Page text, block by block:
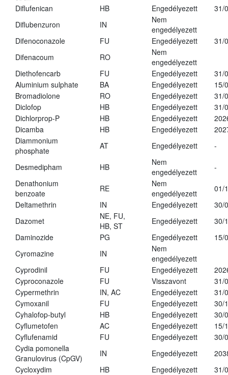
Diflufenican HB Engedélyezett
31/
Diflubenzuron
IN
Nem
engedélyezett
Difenoconazole
FU Engedélyezett
31/
Difenacoum
RO
Nem
engedélyezett
Diethofencarb
FU Engedélyezett
31/
Aluminium sulphate
BA Engedélyezett
15/
Bromadiolone
RO Engedélyezett
31/
Diclofop
HB Engedélyezett
31/
Dichlorprop-P
HB Engedélyezett
Dicamba
HB Engedélyezett
Diammonium
phosphate
AT Engedélyezett -
Desmedipham HB
Nem
engedélyezett
-
Denathonium
benzoate
RE
Nem
engedélyezett
01/
Deltamethrin
IN Engedélyezett
30/
Dazomet
NE, FU,
HB, ST
Engedélyezett
30/
Daminozide
PG Engedélyezett
15/
Cyromazine
IN
Nem
engedélyezett
Cyprodinil
FU Engedélyezett
Cyproconazole
FU Visszavont
31/
Cypermethrin
IN, AC Engedélyezett
31/
Cymoxanil
FU Engedélyezett
30/
Cyhalofop-butyl
HB Engedélyezett
30/
Cyflumetofen
AC Engedélyezett
15/
Cyflufenamid
FU Engedélyezett
30/
Cydia pomonella
Granulovirus (CpGV)
IN Engedélyezett
Cycloxydim
HB Engedélyezett
31/